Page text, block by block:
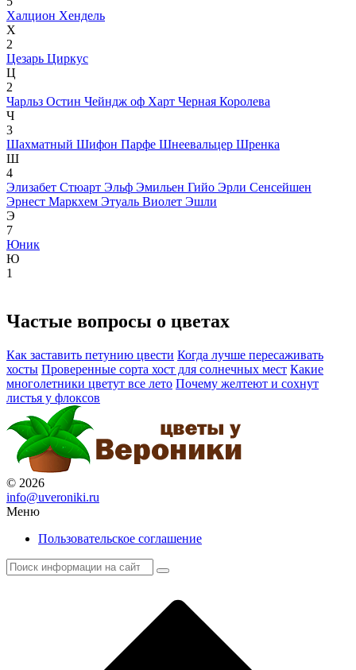
Халцион Хендель
Х
2
Цезарь Циркус
Ц
2
Чарльз Остин Чейндж оф Харт Черная Королева
Ч
3
Шахматный Шифон Парфе Шнеевальцер Шренка
Ш
4
Элизабет Стюарт Эльф Эмильен Гийо Эрли Сенсейшен
Эрнест Маркхем Этуаль Виолет Эшли
Э
7
Юник
Ю
1
Частые вопросы о цветах
Как заставить петунию цвести Когда лучше пересаживать
хосты Проверенные сорта хост для солнечных мест Какие
многолетники цветут все лето Почему желтеют и сохнут
листья у флоксов
© 2026
info@uveroniki.ru
Меню
Пользовательское соглашение